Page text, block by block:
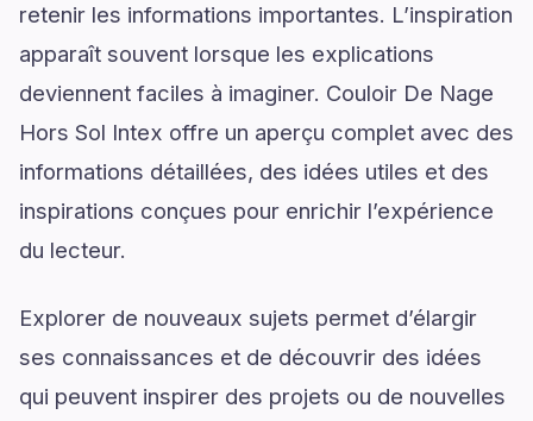
retenir les informations importantes. L’inspiration
apparaît souvent lorsque les explications
deviennent faciles à imaginer. Couloir De Nage
Hors Sol Intex offre un aperçu complet avec des
informations détaillées, des idées utiles et des
inspirations conçues pour enrichir l’expérience
du lecteur.
Explorer de nouveaux sujets permet d’élargir
ses connaissances et de découvrir des idées
qui peuvent inspirer des projets ou de nouvelles